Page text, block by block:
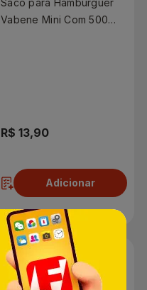
Saco para Hambúrguer
Vabene Mini Com 500
R$ 13,90
Adicionar